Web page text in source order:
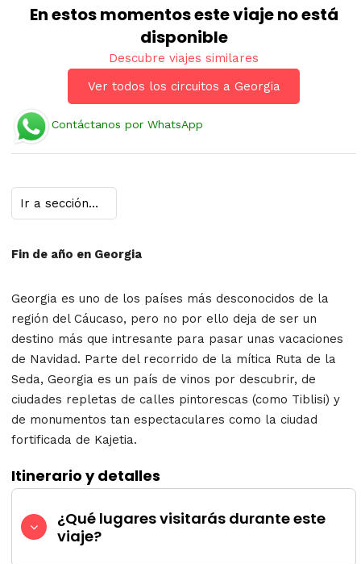
En estos momentos este viaje no está
disponible
Descubre viajes similares
Ver todos los circuitos a Georgia
Contáctanos por WhatsApp
Fin de año en Georgia
Georgia es uno de los países más desconocidos de la
región del Cáucaso, pero no por ello deja de ser un
destino más que intresante para pasar unas vacaciones
de Navidad. Parte del recorrido de la mítica Ruta de la
Seda, Georgia es un país de vinos por descubrir, de
ciudades repletas de calles pintorescas (como Tiblisi) y
de monumentos tan espectaculares como la ciudad
fortificada de Kajetia.
Itinerario y detalles
¿Qué lugares visitarás durante este
viaje?